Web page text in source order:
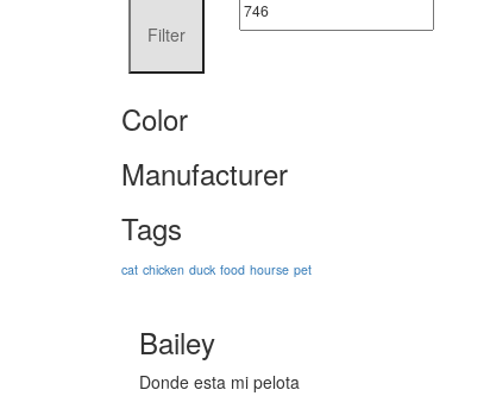
Filter
Color
Manufacturer
Tags
cat chicken duck food hourse pet
Bailey
Donde esta mi pelota